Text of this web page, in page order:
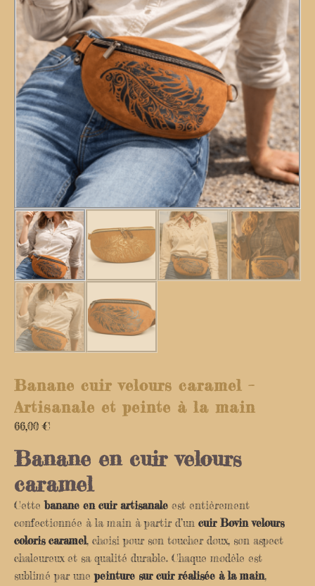
Banane cuir velours caramel –
Artisanale et peinte à la main
66,00€
Banane en cuir velours
caramel
Cettebanane en cuir artisanale est entièrement
confectionnée à la main à partir d’un cuir Bovin velours
coloris caramel, choisi pour son toucher doux, son aspect
chaleureux et sa qualité durable. Chaque modèle est
sublimé par unepeinture sur cuir réalisée à la main,